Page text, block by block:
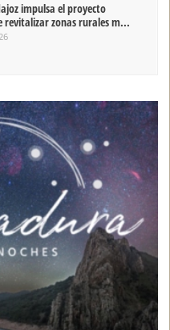
impulsa el proyecto
revitalizar zonas rurales m...